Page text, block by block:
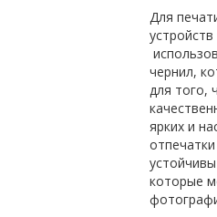
Для
чернил,
для того,
ярких и
которые